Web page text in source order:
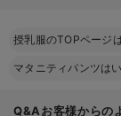
授乳服のTOPページ
マタニティパンツは
Q&Aお客様からの